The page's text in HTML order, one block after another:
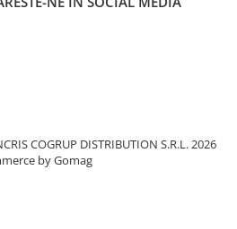
COGRUP DISTRIBUTION S.R.L. 2026
by Gomag